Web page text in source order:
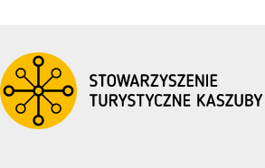
się
o